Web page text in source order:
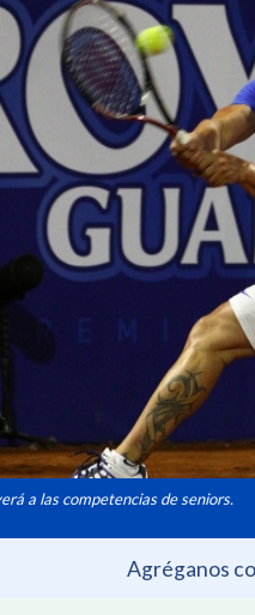
a las competencias de seniors.
Agréganos